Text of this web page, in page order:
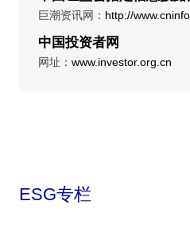
巨潮资讯网： http://
中国投资者网
网址： www.investor.org.cn
ESG专栏